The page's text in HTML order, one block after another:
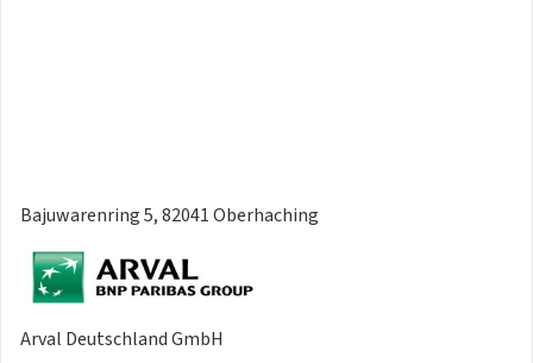
Bajuwarenring 5, 82041 Oberhaching
Arval Deutschland GmbH